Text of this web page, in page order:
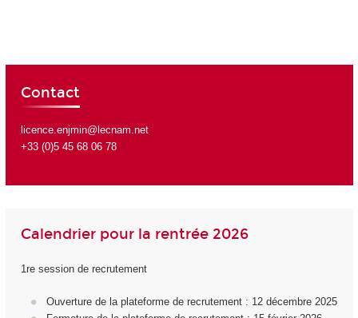
Contact
licence.enjmin@lecnam.net
+33 (0)5 45 68 06 78
Calendrier pour la rentrée 2026
1re session de recrutement
Ouverture de la plateforme de recrutement : 12 décembre 2025